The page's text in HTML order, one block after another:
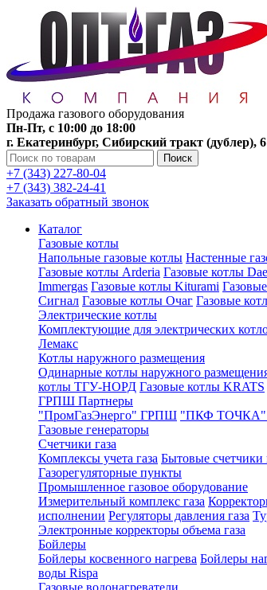
Продажа газового оборудования
Пн-Пт, с 10:00 до 18:00
г. Екатеринбург, Сибирский тракт (дублер),
Поиск
+7 (343) 227-80-04
+7 (343) 382-24-41
Заказать обратный звонок
Каталог
Газовые котлы
Напольные газовые котлы Настенные
Газовые котлы Arderia Газовые котлы
Immergas Газовые котлы Kiturami
Сигнал Газовые котлы Очаг Газовые
Электрические котлы
Комплектующие для электрических
Лемакс
Котлы наружного размещения
Одинарные котлы наружного
котлы ТГУ-НОРД Газовые котлы KRATS
ГРПШ Партнеры
"ПромГазЭнерго" ГРПШ "ПКФ
Газовые генераторы
Счетчики газа
Комплексы учета газа Бытовые счетчики
Газорегуляторные пункты
Промышленное газовое оборудование
Измерительный комплекс газа
исполнении Регуляторы давления газа
Электронные корректоры объема газа
Бойлеры
Бойлеры косвенного нагрева Бойлеры
воды Rispa
Газовые водонагреватели